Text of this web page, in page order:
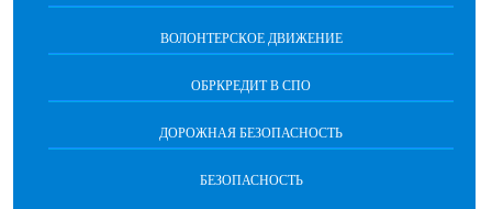
ВОЛОНТЕРСКОЕ ДВИЖЕНИЕ
ОБРКРЕДИТ В СПО
ДОРОЖНАЯ БЕЗОПАСНОСТЬ
БЕЗОПАСНОСТЬ